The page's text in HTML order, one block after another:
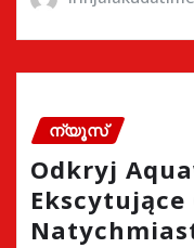
ന്യൂസ്
Odkryj
Ekscytujące